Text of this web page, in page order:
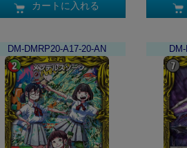
カートに入れる
DM-DMRP20-A17-20-AN